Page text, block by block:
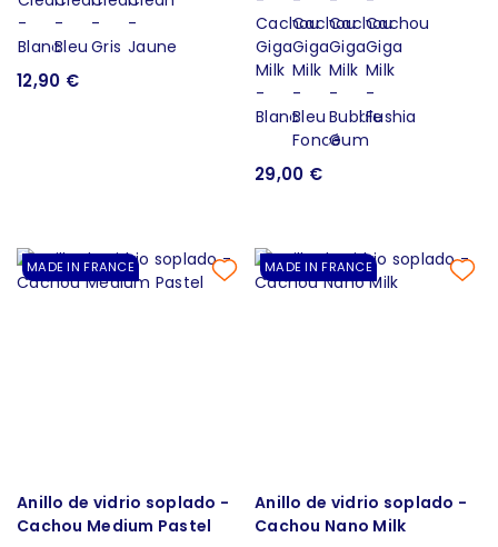
12,90 €
29,00 €
MADE IN FRANCE
Anillo de vidrio soplado -
Cachou Medium Pastel
MADE IN FRANCE
Anillo de vidrio soplado -
Cachou Nano Milk